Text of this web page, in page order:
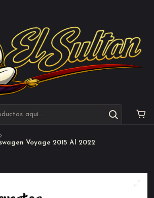
Voyage 2015 Al 2022